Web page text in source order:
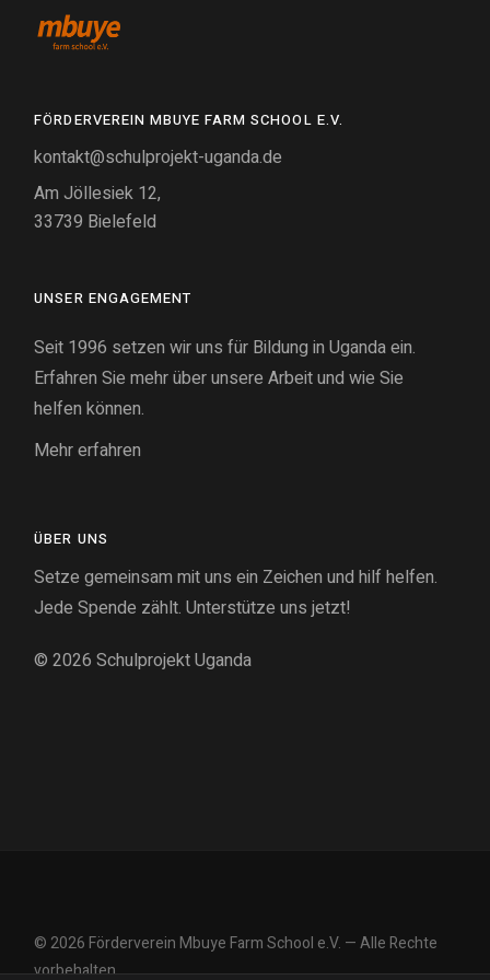
FÖRDERVEREIN MBUYE FARM SCHOOL E.V.
kontakt@schulprojekt-uganda.de
Am Jöllesiek 12,
33739 Bielefeld
UNSER ENGAGEMENT
Seit 1996 setzen wir uns für Bildung in Uganda ein.
Erfahren Sie mehr über unsere Arbeit und wie Sie
helfen können.
Mehr erfahren
ÜBER UNS
Setze gemeinsam mit uns ein Zeichen und hilf helfen.
Jede Spende zählt. Unterstütze uns jetzt!
© 2026Schulprojekt Uganda
© 2026 Förderverein Mbuye Farm School e.V. — Alle Rechte
vorbehalten.